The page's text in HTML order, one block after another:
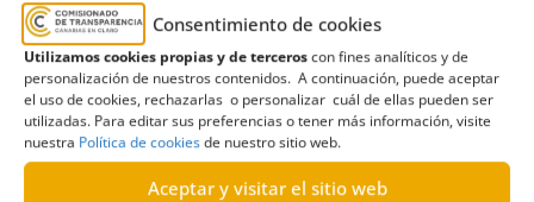
Consentimiento de cookies
Utilizamos cookies propias y de terceroscon fines analíticos y de
personalización de nuestros contenidos. A continuación, puede aceptar
el uso de cookies, rechazarlas o personalizar cuál de ellas pueden ser
utilizadas. Para editar sus preferencias o tener más información, visite
nuestra Política de cookiesde nuestro sitio web.
Aceptar y visitar el sitio web